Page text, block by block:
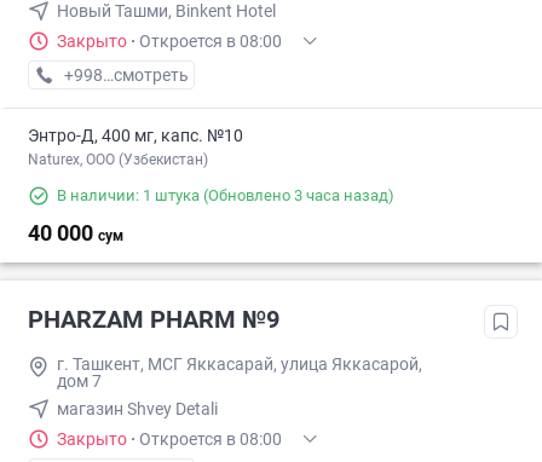
Новый Ташми, Binkent Hotel
Закрыто · Откроется в 08:00
+998 (93) XXX-XX-XX
смотреть
Энтро-Д, 400 мг, капс. №10
Naturex, OOO (Узбекистан)
В наличии: 1 штука (Обновлено 3 часа назад)
40 000 сум
PHARZAM PHARM №9
г. Ташкент, МСГ Яккасарай, улица Яккасарой,
дом 7
магазин Shvey Detali
Закрыто · Откроется в 08:00